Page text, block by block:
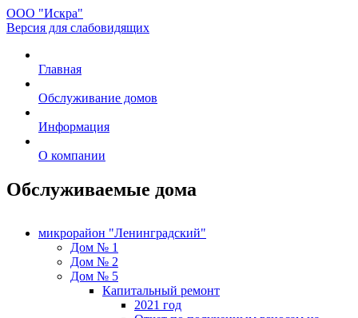
ООО "Искра"
Версия для слабовидящих
Главная
Обслуживание домов
Информация
О компании
Обслуживаемые дома
микрорайон "Ленинградский"
Дом № 1
Дом № 2
Дом № 5
Капитальный ремонт
2021 год